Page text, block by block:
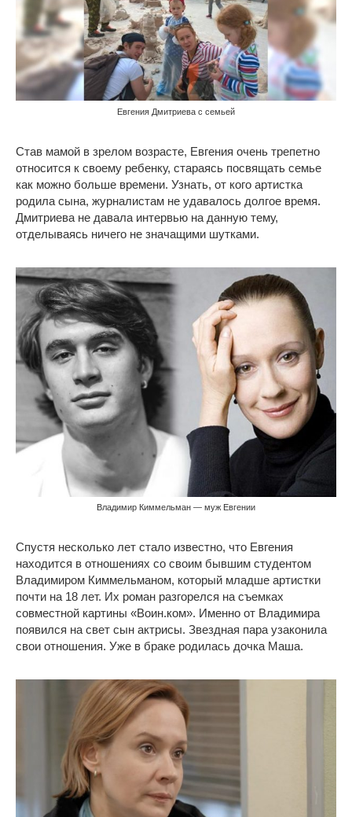
Евгения Дмитриева с семьей
Став мамой в зрелом возрасте, Евгения очень трепетно
относится к своему ребенку, стараясь посвящать семье
как можно больше времени. Узнать, от кого артистка
родила сына, журналистам не удавалось долгое время.
Дмитриева не давала интервью на данную тему,
отделываясь ничего не значащими шутками.
Владимир Киммельман — муж Евгении
Спустя несколько лет стало известно, что Евгения
находится в отношениях со своим бывшим студентом
Владимиром Киммельманом, который младше артистки
почти на 18 лет. Их роман разгорелся на съемках
совместной картины «Воин.ком». Именно от Владимира
появился на свет сын актрисы. Звездная пара узаконила
свои отношения. Уже в браке родилась дочка Маша.